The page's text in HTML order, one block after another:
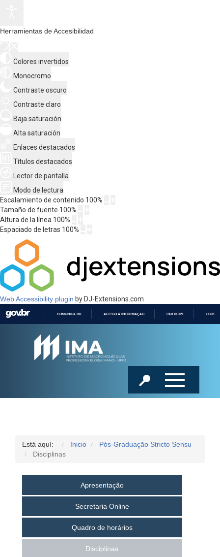
Herramientas de Accesibilidad
Colores invertidos
Monocromo
Contraste oscuro
Contraste claro
Baja saturación
Alta saturación
Enlaces destacados
Títulos destacados
Lector de pantalla
Modo de lectura
Escalamiento de contenido 100%
Tamaño de fuente 100%
Altura de la línea 100%
Espaciado de letras 100%
Web Accessibility plugin by DJ-Extensions.com
COMUNICA BR ACESSO À INFORMAÇÃO PARTICIPE
Está aquí: Inicio
Pós-Graduação Stricto Sensu
Disciplinas
Apresentação
Secretaria Online
Quadro de horários
Disciplinas